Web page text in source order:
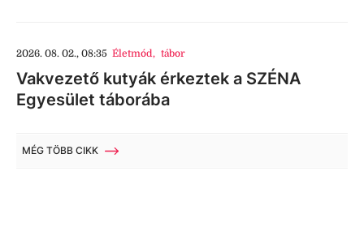
2026. 08. 02., 08:35 Életmód, tábor
Vakvezető kutyák érkeztek a SZÉNA
Egyesület táborába
MÉG TÖBB CIKK